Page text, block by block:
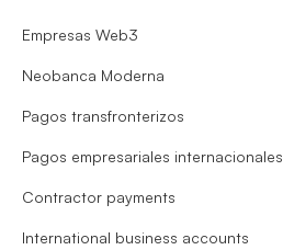
Empresas Web3
Neobanca Moderna
Pagos transfronterizos
Pagos empresariales internacionales
Contractor payments
International business accounts